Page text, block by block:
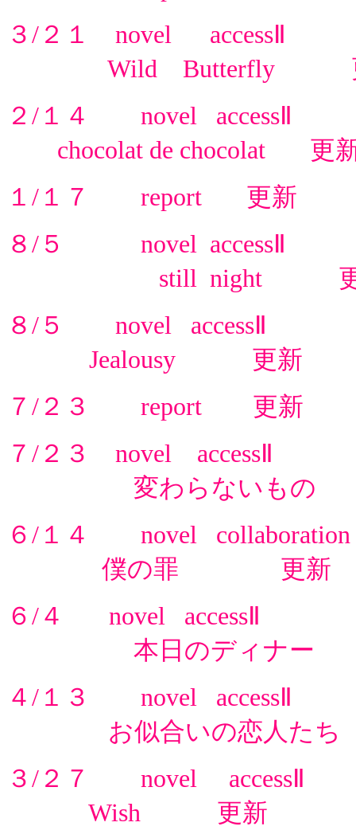
３/２１ novel accessⅡ
Wild Butterfly
２/１４ novel accessⅡ
chocolat de chocolat 更
１/１７ report 更新
８/５ novel accessⅡ
still night 更
８/５ novel
accessⅡ
Jealousy 更新
７/２３ report 更新
７/２３ novel accessⅡ
変わらないもの
６/１４ novel collaboration
僕の罪 更新
６/４ novel accessⅡ
本日のディナー
４/１３ novel accessⅡ
お似合いの恋人た
３/２７ novel accessⅡ
Wish 更新